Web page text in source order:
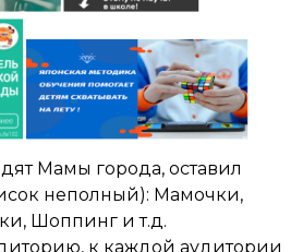
Мамы города, оставил
неполный): Мамочки,
Шоппинг и т.д.
к каждой аудитории